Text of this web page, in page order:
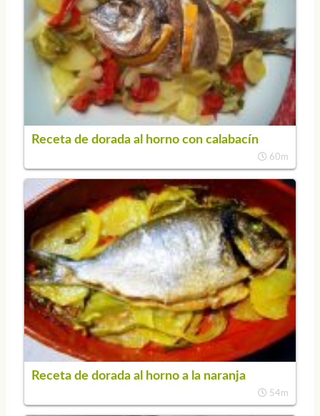
Receta de dorada al horno con calabacín
60m
Receta de dorada al horno a la naranja
54m